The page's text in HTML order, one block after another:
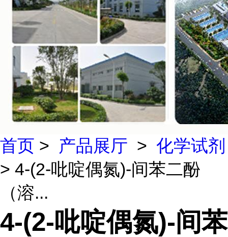
首页 > 产品展厅 > 化学试剂
> 4-(2-吡啶偶氮)-间苯二酚
（溶...
4-(2-吡啶偶氮)-间苯